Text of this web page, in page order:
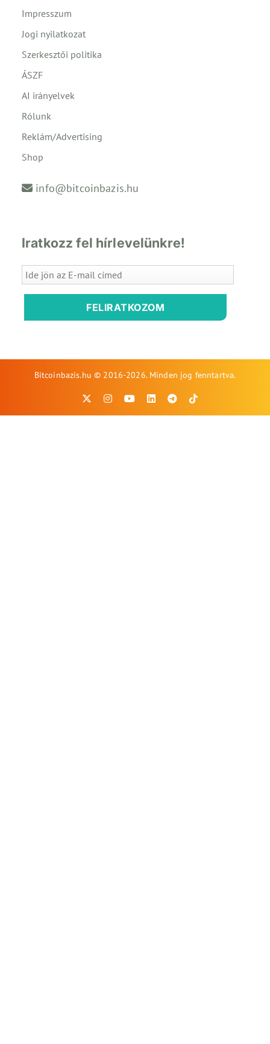
Impresszum
Jogi nyilatkozat
Szerkesztői politika
ÁSZF
AI irányelvek
Rólunk
Reklám/Advertising
Shop
info@bitcoinbazis.hu
Iratkozz fel hírlevelünkre!
FELIRATKOZOM
Bitcoinbazis.hu © 2016-2026. Minden jog fenntartva.